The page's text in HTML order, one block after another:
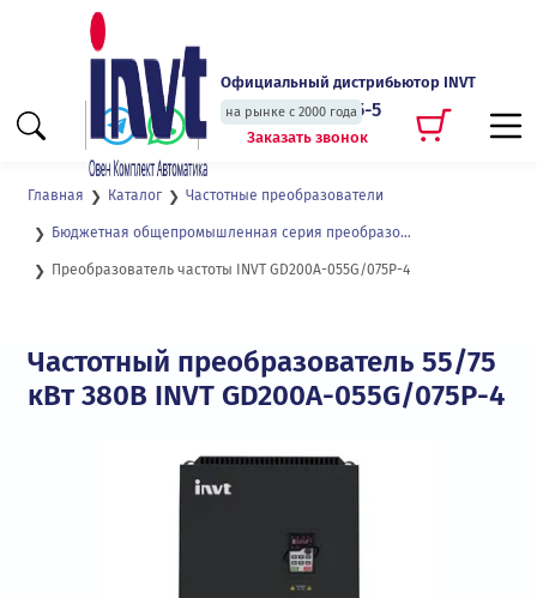
Официальный дистрибьютор INVT
на рынке с 2000 года
+7 (495) 135-135-5
Заказать звонок
Главная Каталог Частотные преобразователи
Бюджетная общепромышленная серия преобразователей частоты GD200А
Преобразователь частоты INVT GD200A-055G/075P-4
Частотный преобразователь 55/75
кВт 380В INVT GD200A-055G/075P-4